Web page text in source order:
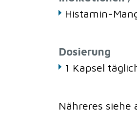
Histamin-
Dosierung
1 Kapsel
Nähreres siehe